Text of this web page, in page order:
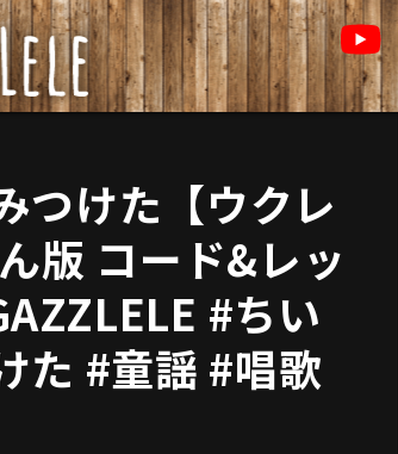
つけた【ウクレ
版 コード&レッ
#ちい
た #童謡 #唱歌